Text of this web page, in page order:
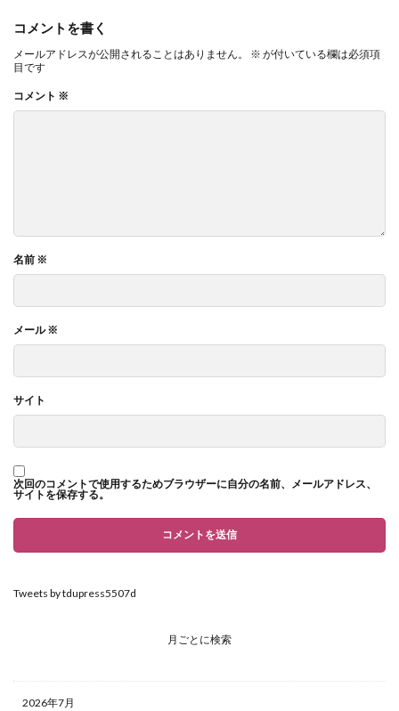
コメントを書く
メールアドレスが公開されることはありません。 ※ が付いている欄は必須項
目です
コメント ※
名前 ※
メール※
サイト
次回のコメントで使用するためブラウザーに自分の名前、メールアドレス、
サイトを保存する。
Tweets by tdupress5507d
月ごとに検索
2026年7月